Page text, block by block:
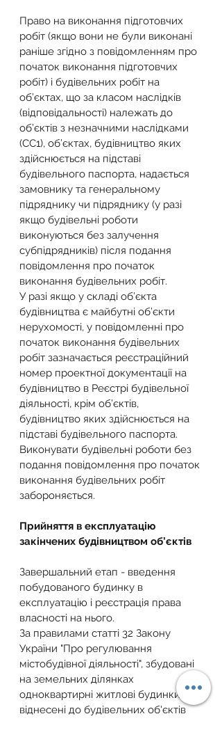
Право на виконання підготовчих
робіт (якщо вони не були виконані
раніше згідно з повідомленням про
початок виконання підготовчих
робіт) і будівельних робіт на
об’єктах, що за класом наслідків
(відповідальності) належать до
об’єктів з незначними наслідками
(СС1), об’єктах, будівництво яких
здійснюється на підставі
будівельного паспорта, надається
замовнику та генеральному
підряднику чи підряднику (у разі
якщо будівельні роботи
виконуються без залучення
субпідрядників) після подання
повідомлення про початок
виконання будівельних робіт.
У разі якщо у складі об’єкта
будівництва є майбутні об’єкти
нерухомості, у повідомленні про
початок виконання будівельних
робіт зазначається реєстраційний
номер проектної документації на
будівництво в Реєстрі будівельної
діяльності, крім об’єктів,
будівництво яких здійснюється на
підставі будівельного паспорта.
Виконувати будівельні роботи без
подання повідомлення про початок
виконання будівельних робіт
забороняється.
Прийняття в експлуатацію
закінчених будівництвом об’єктів
Завершальний етап - введення
побудованого будинку в
експлуатацію і реєстрація права
власності на нього.
За правилами статті 32 Закону
України "Про регулювання
містобудівної діяльності", збудовані
на земельних ділянках
одноквартирні житлові будинки
віднесені до будівельних об'єктів